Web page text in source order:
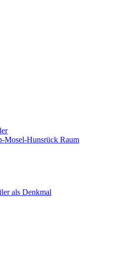
Mosel-Hunsrück Raum
als Denkmal